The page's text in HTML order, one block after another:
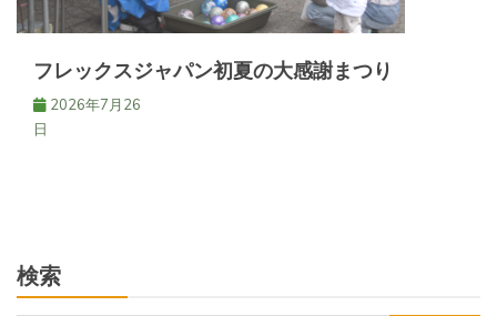
フレックスジャパン初夏の大感謝まつり
2026年7月26
日
検索